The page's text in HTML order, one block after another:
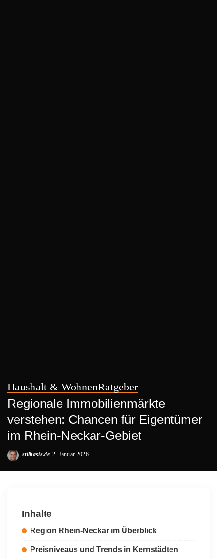
Haushalt & WohnenRatgeber
Regionale Immobilienmärkte
verstehen: Chancen für Eigentümer
im Rhein-Neckar-Gebiet
Posted
stilbasis.de 2. Januar 2026
Inhalte
Region Rhein-Neckar im Überblick
Preisniveaus und Trends in Kernstädten